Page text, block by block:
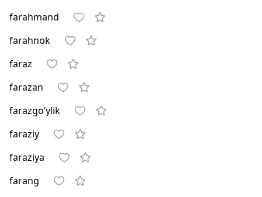
farahmand
farahnok
faraz
farazan
farazgo‘ylik
faraziy
faraziya
farang